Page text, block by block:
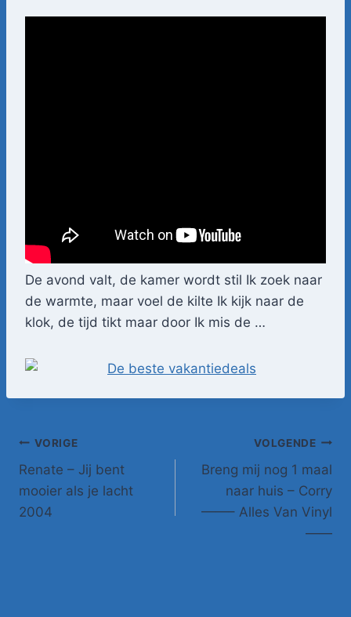
De avond valt, de kamer wordt stil Ik zoek naar
de warmte, maar voel de kilte Ik kijk naar de
klok, de tijd tikt maar door Ik mis de …
Bericht
navigatie
VORIGE
Renate – Jij bent
mooier als je lacht
2004
VOLGENDE
Breng mij nog 1 maal
naar huis – Corry
——– Alles Van Vinyl
——